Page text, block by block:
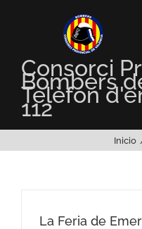
Consorci
Bombers
Telèfon
112
Inicio
La Feria de